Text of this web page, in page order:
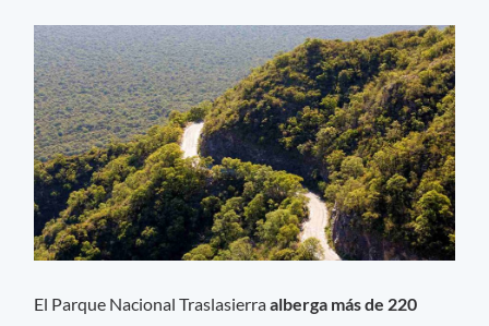
El Parque Nacional Traslasierraalberga más de 220